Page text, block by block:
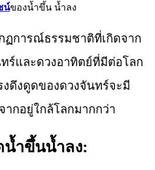
น์ของน้ำขึ้น น้ำลง
ฏการณ์ธรรมชาติที่เกิดจาก
ร์และดวงอาทิตย์ที่มีต่อโลก
ดึงดูดของดวงจันทร์จะมี
กอยู่ใกล้โลกมากกว่า
น้ำขึ้นน้ำลง: